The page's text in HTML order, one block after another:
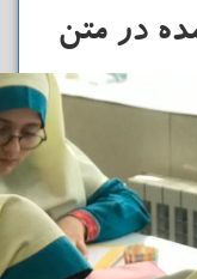
در متن